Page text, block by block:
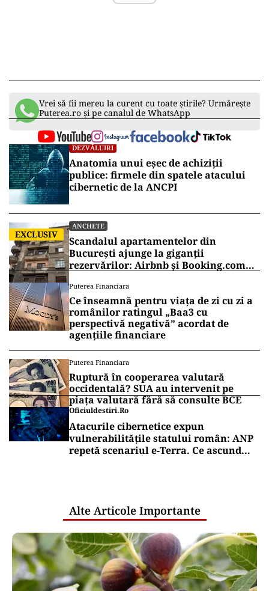
Vrei să fii mereu la curent cu toate știrile? Urmărește
Puterea.ro și pe canalul de WhatsApp
DEZVĂLUIRI
Anatomia unui eșec de achiziții
publice: firmele din spatele atacului
cibernetic de la ANCPI
EXCLUSIV
ANCHETE
Scandalul apartamentelor din
București ajunge la giganții
rezervărilor: Airbnb și Booking.com
Puterea Financiara
Ce înseamnă pentru viața de zi cu zi a
românilor ratingul „Baa3 cu
perspectivă negativă” acordat de
agențiile financiare
Puterea Financiara
Ruptură în cooperarea valutară
occidentală? SUA au intervenit pe
piața valutară fără să consulte BCE
Oficiuldestiri.ro
Atacurile cibernetice expun
vulnerabilitățile statului român: ANP
repetă scenariul e‑Terra. Ce ascund
Alte Articole Importante